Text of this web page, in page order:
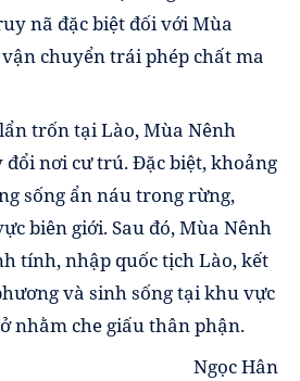
nã đặc biệt đối với Mùa
chuyển trái phép chất ma
trốn tại Lào, Mùa Nênh
nơi cư trú. Đặc biệt, khoảng
sống ẩn náu trong rừng,
biên giới. Sau đó, Mùa Nênh
tính, nhập quốc tịch Lào, kết
và sinh sống tại khu vực
nhằm che giấu thân phận.
Ngọc Hân